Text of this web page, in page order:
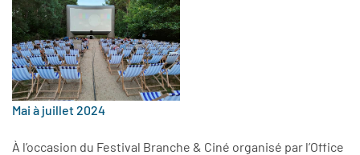
Mai à juillet 2024
À l’occasion du Festival Branche & Ciné organisé par l’Office